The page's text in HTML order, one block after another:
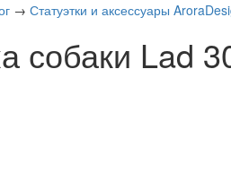
→ Статуэтки и аксессуары
собаки Lad